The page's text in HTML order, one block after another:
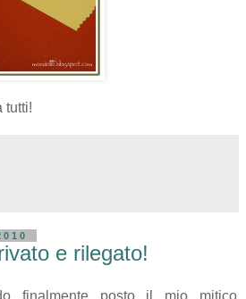
tutti!
e rilegato!
finalmente posto il mio mitico